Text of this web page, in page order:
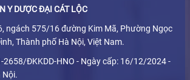
Y DƯỢC ĐẠI CÁT LỘC
ngách 575/16 đường Kim Mã, Phường Ngọc
Thành phố Hà Nội, Việt Nam.
2658/ĐKKDD-HNO - Ngày cấp: 16/12/2024 -
Nội.